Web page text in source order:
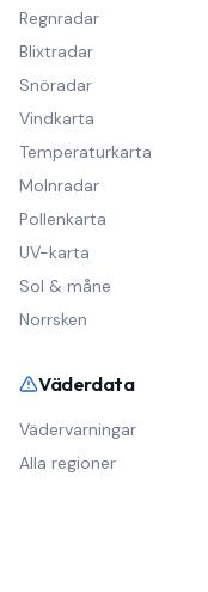
Regnradar
Blixtradar
Snöradar
Vindkarta
Temperaturkarta
Molnradar
Pollenkarta
UV-karta
Sol & måne
Norrsken
Väderdata
Vädervarningar
Alla regioner